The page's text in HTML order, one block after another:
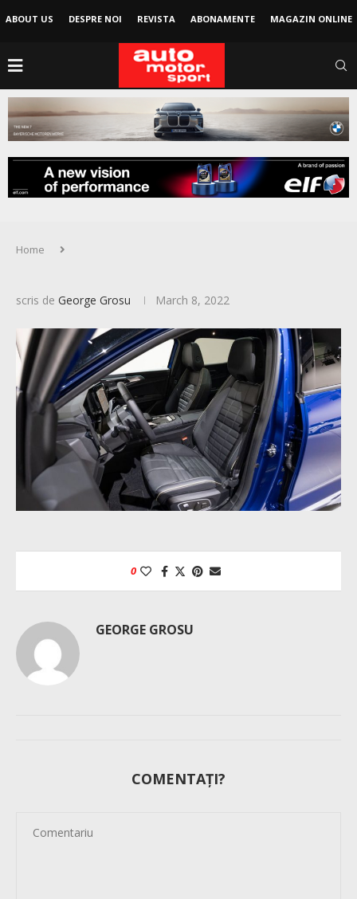
ABOUT US DESPRE NOI REVISTA ABONAMENTE MAGAZIN ONLINE
Home
scris de George Grosu March 8, 2022
0
GEORGE GROSU
COMENTAȚI?